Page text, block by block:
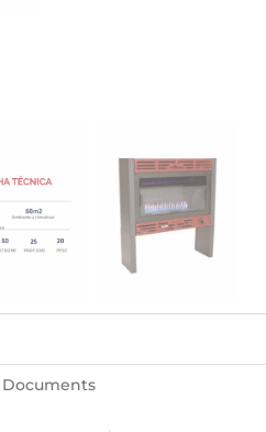
Documents